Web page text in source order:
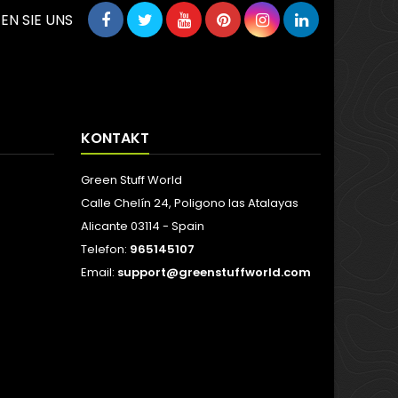
SIE UNS
KONTAKT
Green Stuff World
Calle Chelín 24, Poligono las Atalayas
Alicante 03114 - Spain
Telefon: 965145107
Email: support@greenstuffworld.com